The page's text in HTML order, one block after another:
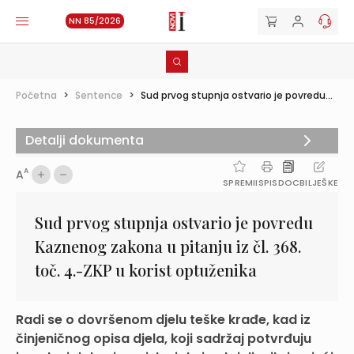
NN 85/2026
Početna > Sentence > Sud prvog stupnja ostvario je povredu...
AA
SPREMIISPISDOCBILJEŠKE
Sud prvog stupnja ostvario je povredu
Kaznenog zakona u pitanju iz čl. 368.
toč. 4.-ZKP u korist optuženika
Radi se o dovršenom djelu teške krađe, kad iz
činjeničnog opisa djela, koji sadržaj potvrđuju
Detalji dokumenta